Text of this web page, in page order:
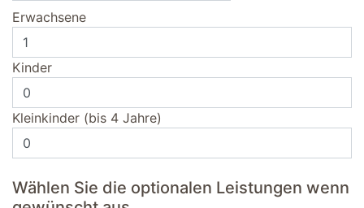
Erwachsene
Kinder
Kleinkinder (bis 4 Jahre)
Wählen Sie die optionalen Leistungen wenn